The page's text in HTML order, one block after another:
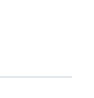
promišljamo,
mostove